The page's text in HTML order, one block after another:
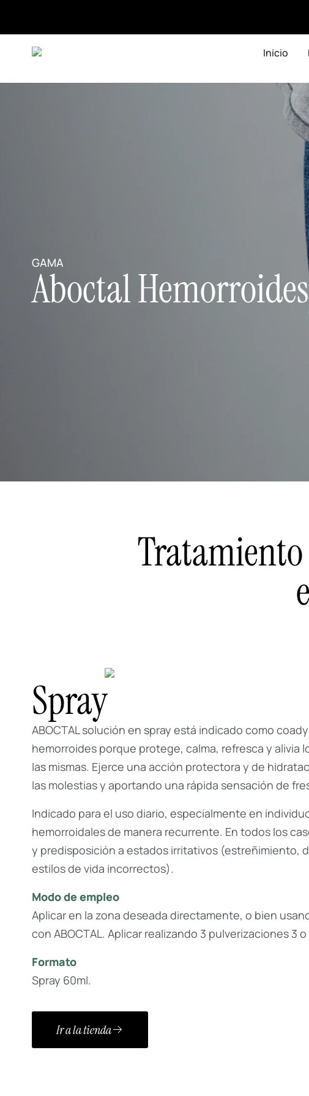
Inicio
GAMA
Aboctal Hemorroides
Spray
ABOCTAL solución en spray está indicado como
hemorroides porque protege, calma, refresca y alivia
las mismas. Ejerce una acción protectora y de
las molestias y aportando una rápida sensación de
Indicado para el uso diario, especialmente en
hemorroidales de manera recurrente. En todos los
y predisposición a estados irritativos (estreñimiento,
estilos de vida incorrectos).
Modo de empleo
Aplicar en la zona deseada directamente, o bien
con ABOCTAL. Aplicar realizando 3 pulverizaciones 3
Formato
Spray 60ml.
Ir a la tienda